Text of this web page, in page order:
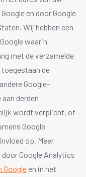
en door Google
Wij hebben een
waarin
met de verzamelde
toegestaan de
Google-
derden
wordt verplicht, of
Google
op. Meer
Google Analytics
Google en in het